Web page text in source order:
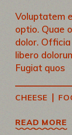
Voluptatem
optio. Quae
dolor.
libero
Fugiat quos
CHEESE |
READ MORE